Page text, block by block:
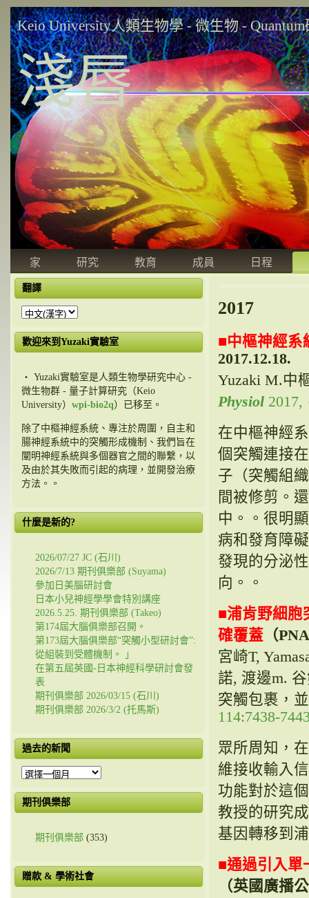
Keio University人類生物學 - 微生物 -
淺唇
家 研究 教育 成員 日程
翻譯
歡迎來到Yuzaki實驗室
・ Yuzaki實驗室是人類生物學研究中心 -
微生物群 - 量子計算研究（Keio
University） wpi-bio2q）已移至。
除了中樞神經系統、專注於周圍，自主和
腸神經系統中的突觸形成機制、我們旨在
闡明神經系統與多個器官之間的聯繫，以
及由於其失敗而引起的病理，並開發治療
方法。。
什麼是新的?
2026/07/27 JC (石川)
2026/7/13 期刊俱樂部 (Suyama)
參加日美腦研討會
日本小兒神經學學會特別講座
2026.5.25. 期刊俱樂部 (Takeo)
第174屆大腦俱樂部召開。
第173屆大腦俱樂部“突觸小型研討會”:
從組裝到受體機制。 」
在第五屆英國-日本神經科學研討會發
表
期刊俱樂部 2026/03/15 (石川)
期刊俱樂部 2026/3/2 (托馬斯)
過去的新聞
過
的
新
期刊俱樂部
期刊俱樂部 (353)
贈款 & 學術社會
2017
■中樞神經系
2017.12.18.
Yuzaki M.中
Physiol 2017,
在中樞神經
個突觸連接
子（突觸組
間被修剪。
中。。很明
病和發育障
發現的分泌
向。。
■浦肯野細胞
確覆蓋 （
宮崎T,
諾, 渡邊m.
突觸包裹，
114:7438-
眾所周知，
維接收輸入
功能對於這
教授的研究
基因轉移到
■通過引入單
（英國廣播